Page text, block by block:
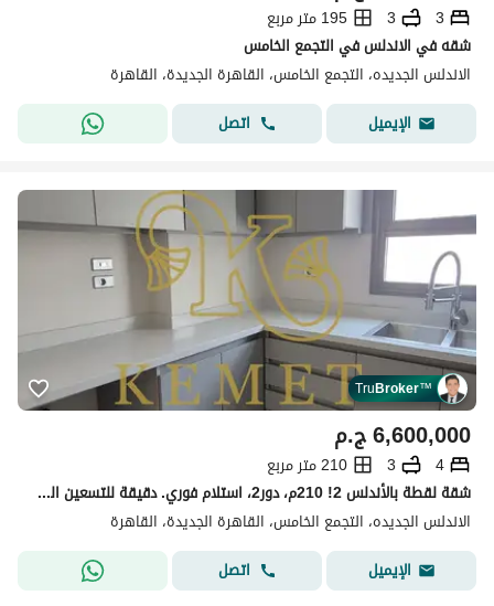
3
3
195 متر مربع
شقه في الاندلس في التجمع الخامس
الاندلس الجديده، التجمع الخامس، القاهرة الجديدة، القاهرة
الإيميل
اتصل
TruBroker™
ج.م6,600,000
4
3
210 متر مربع
شقة لقطة بالأندلس 2! 210م، دور2، استلام فوري. دقيقة للتسعين الجنوبي. 4 غرف، واجهة بحري، تشطيب ألترا سوبر لوكس. شامل الجراج. 6.6 مليون كاش.
الاندلس الجديده، التجمع الخامس، القاهرة الجديدة، القاهرة
الإيميل
اتصل